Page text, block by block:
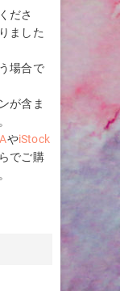
ださ
ました
場合で
が含ま
やiStock
でご購